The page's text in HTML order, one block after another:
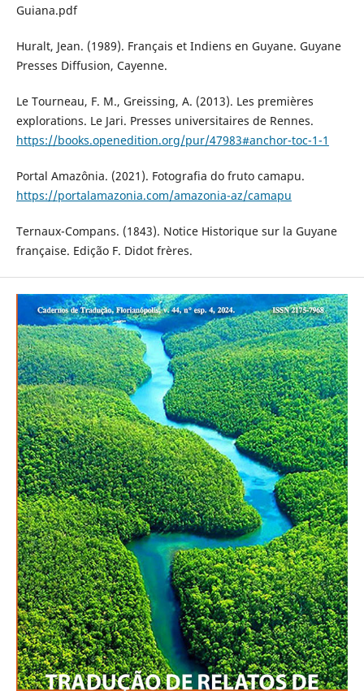
Guiana.pdf
Huralt, Jean. (1989). Français et Indiens en Guyane. Guyane
Presses Diffusion, Cayenne.
Le Tourneau, F. M., Greissing, A. (2013). Les premières
explorations. Le Jari. Presses universitaires de Rennes.
https://books.openedition.org/pur/47983#anchor-toc-1-1
Portal Amazônia. (2021). Fotografia do fruto camapu.
https://portalamazonia.com/amazonia-az/camapu
Ternaux-Compans. (1843). Notice Historique sur la Guyane
française. Edição F. Didot frères.